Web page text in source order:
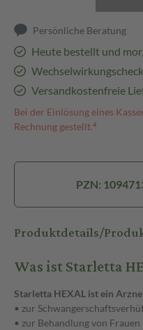
Persönliche Beratung
Heute bestellt und
Versandkostenfreie
Bei der Einlösung eines
Rechnung gestellt.⁴
PZN:
Produktdetails/
Was ist Starletta
Starletta HEXAL ist ein
• zur
• zur Behandlung von